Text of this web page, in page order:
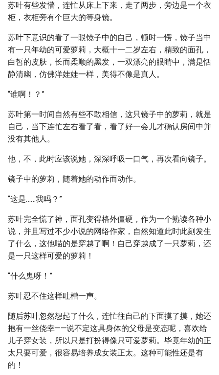
苏叶有些发懵，连忙从床上下来，走了两步，旁边是一个衣
柜，衣柜旁有个巨大的等身镜。
苏叶下意识的看了一眼镜子中的自己，顿时一愣，镜子当中
有一只年幼的可爱萝莉，大概十一二岁左右，精致的面孔，
白皙的皮肤，长而柔顺的黑发，一双漂亮的眼睛中，满是恬
静清幽，仿佛洋娃娃一样，美得不像是真人。
“谁啊！？”
苏叶第一时间自然有些不敢相信，这只镜子中的萝莉，就是
自己，当下连忙左右看了看，看了好一会儿才确认房间中并
没有其他人。
他，不，此时应该说她，深深呼吸一口气，再次看向镜子。
镜子中的萝莉，随着她的动作而动作。
“这是……我吗？”
苏叶完全慌了神，面孔变得格外僵硬，作为一个熟读各种小
说，并且写过不少小说的网络作家，自然知道此时此刻发生
了什么，这他喵的是穿越了啊！自己穿越成了一只萝莉，还
是一只这样可爱的萝莉！
“什么鬼呀！”
苏叶忍不住这样吐槽一声。
随后苏叶忽然想起了什么，连忙往自己的下面摸了摸，她还
抱有一丝侥幸——说不定这具身体的父母是变态呢，喜欢给
儿子穿女装，所以只是打扮得像只可爱萝莉。毕竟年幼的正
太只要可爱，很容易培养成女装正太。这种可能性还是有
的！